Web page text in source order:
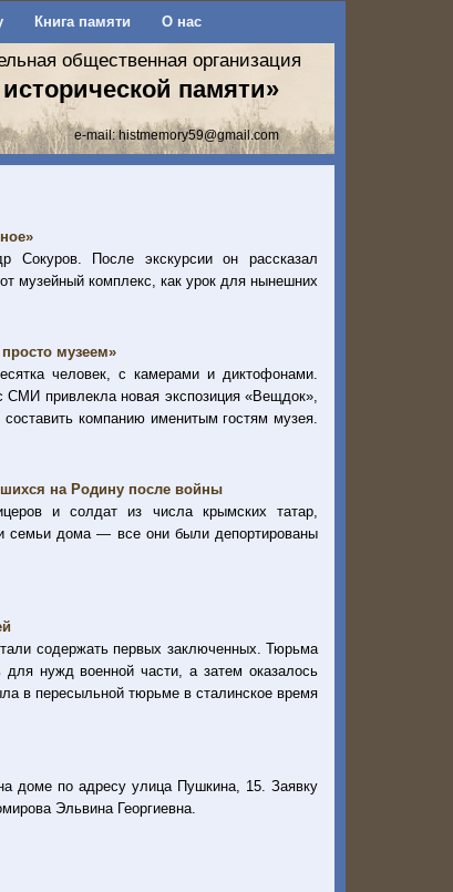
Книга памяти О нас
общественная организация
памяти»
e-mail:histmemory59@gmail.com
Сокуров. После экскурсии он рассказал
музейный комплекс, как урок для нынешних
музеем»
человек, с камерами и диктофонами.
привлекла новая экспозиция «Вещдок»,
компанию именитым гостям музея.
на Родину после войны
и солдат из числа крымских татар,
семьи дома — все они были депортированы
содержать первых заключенных. Тюрьма
нужд военной части, а затем оказалось
в пересыльной тюрьме в сталинское время
доме по адресу улица Пушкина, 15. Заявку
Эльвина Георгиевна.